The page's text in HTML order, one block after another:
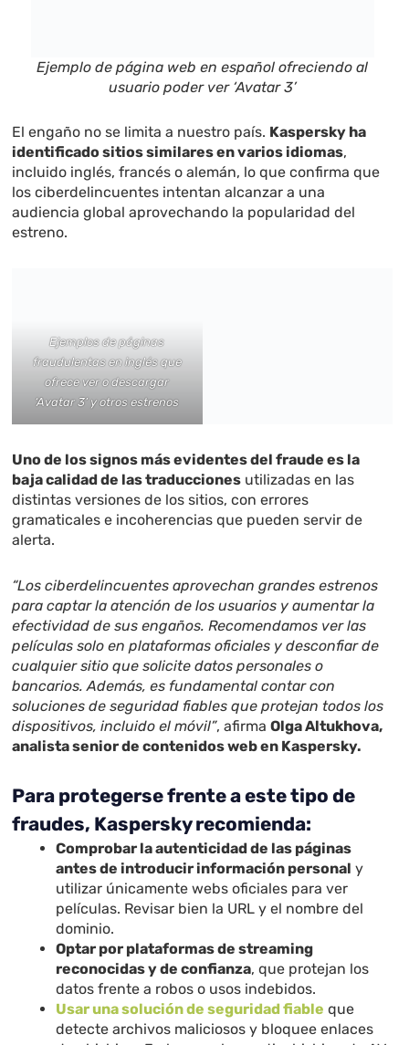
Ejemplo de página web en español ofreciendo al
usuario poder ver ‘Avatar 3’
El engaño no se limita a nuestro país. Kaspersky ha
identificado sitios similares en varios idiomas,
incluido inglés, francés o alemán, lo que confirma que
los ciberdelincuentes intentan alcanzar a una
audiencia global aprovechando la popularidad del
estreno.
Ejemplos de páginas
fraudulentas en inglés que
ofrece ver o descargar
‘Avatar 3’ y otros estrenos
Uno de los signos más evidentes del fraude es la
baja calidad de las traducciones utilizadas en las
distintas versiones de los sitios, con errores
gramaticales e incoherencias que pueden servir de
alerta.
“Los ciberdelincuentes aprovechan grandes estrenos
para captar la atención de los usuarios y aumentar la
efectividad de sus engaños. Recomendamos ver las
películas solo en plataformas oficiales y desconfiar de
cualquier sitio que solicite datos personales o
bancarios. Además, es fundamental contar con
soluciones de seguridad fiables que protejan todos los
dispositivos, incluido el móvil”, afirmaOlga Altukhova,
analista senior de contenidos web en Kaspersky.
Para protegerse frente a este tipo de
fraudes, Kaspersky recomienda:
Comprobar la autenticidad de las páginas
antes de introducir información personal y
utilizar únicamente webs oficiales para ver
películas. Revisar bien la URL y el nombre del
dominio.
Optar por plataformas de streaming
reconocidas y de confianza, que protejan los
datos frente a robos o usos indebidos.
Usar una solución de seguridad fiable que
detecte archivos maliciosos y bloquee enlaces